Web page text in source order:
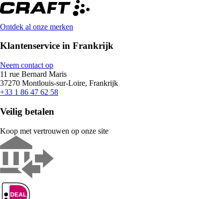
Ontdek al onze merken
Klantenservice in Frankrijk
Neem contact op
11 rue Bernard Maris
37270 Montlouis-sur-Loire, Frankrijk
+33 1 86 47 62 58
Veilig betalen
Koop met vertrouwen op onze site